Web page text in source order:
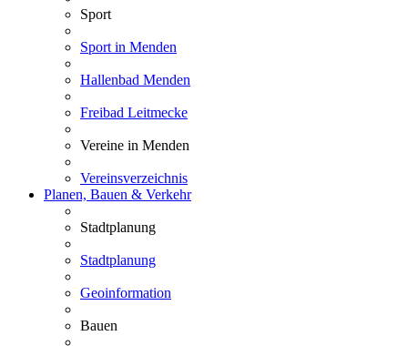
Sport
Sport in Menden
Hallenbad Menden
Freibad Leitmecke
Vereine in Menden
Vereinsverzeichnis
Planen, Bauen & Verkehr
Stadtplanung
Stadtplanung
Geoinformation
Bauen